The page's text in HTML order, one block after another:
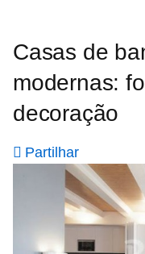
Casas de
modernas:
decoração
Partilhar